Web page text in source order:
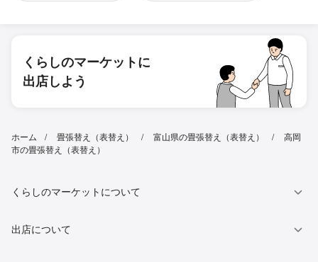
くらしのマーケットに
出店しよう
ホーム 畳張替え（表替え） 富山県の畳張替え（表替え）
高岡
市の畳張替え（表替え）
くらしのマーケットについて
出店について